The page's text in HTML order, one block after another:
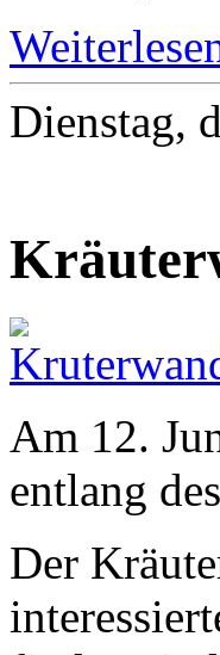
Dienstag,
Am 12.
entlang
Der